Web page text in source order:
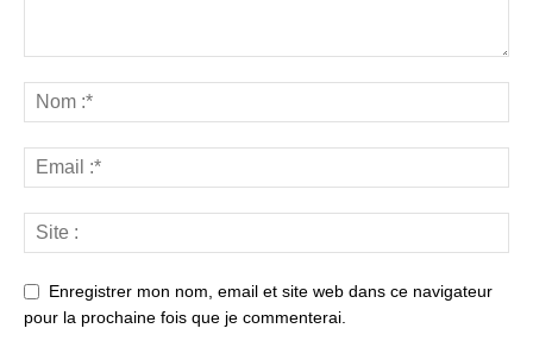
Enregistrer mon nom, email et site web dans ce navigateur
pour la prochaine fois que je commenterai.